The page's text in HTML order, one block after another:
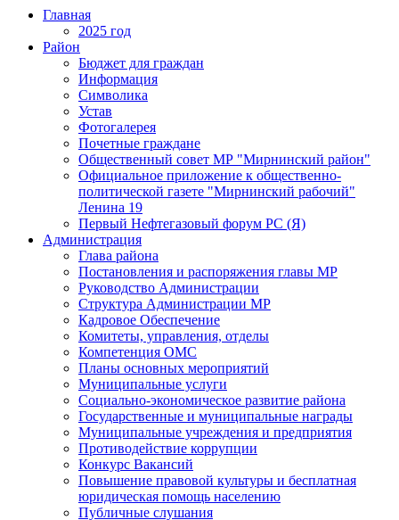
Главная
2025 год
Район
Бюджет для граждан
Информация
Символика
Устав
Фотогалерея
Почетные граждане
Общественный совет МР "Мирнинский район"
Официальное приложение к общественно-
политической газете "Мирнинский рабочий"
Ленина 19
Первый Нефтегазовый форум РС (Я)
Администрация
Глава района
Постановления и распоряжения главы МР
Руководство Администрации
Структура Администрации МР
Кадровое Обеспечение
Комитеты, управления, отделы
Компетенция ОМС
Планы основных мероприятий
Муниципальные услуги
Социально-экономическое развитие района
Государственные и муниципальные награды
Муниципальные учреждения и предприятия
Противодействие коррупции
Конкурс Вакансий
Повышение правовой культуры и бесплатная
юридическая помощь населению
Публичные слушания